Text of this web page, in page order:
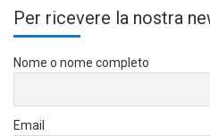
Per ricevere la nostra
Nome o nome completo
Email